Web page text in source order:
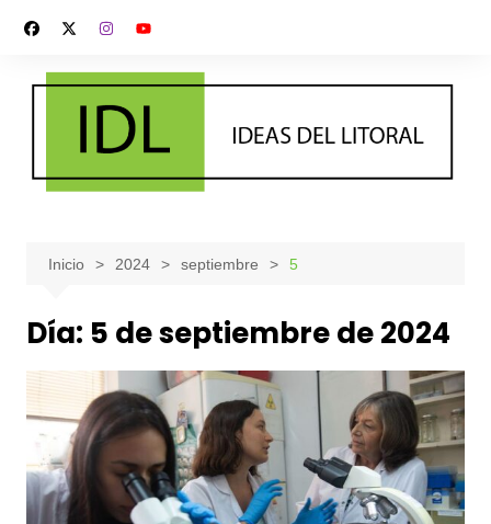
contenido
Inicio 2024 septiembre 5
Día: 5 de septiembre de 2024